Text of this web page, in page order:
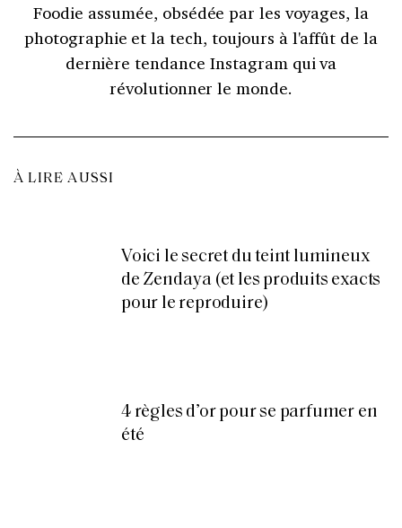
Foodie assumée, obsédée par les voyages, la
photographie et la tech, toujours à l'affût de la
dernière tendance Instagram qui va
révolutionner le monde.
À LIRE AUSSI
Voici le secret du teint lumineux
de Zendaya (et les produits exacts
pour le reproduire)
4 règles d’or pour se parfumer en
été